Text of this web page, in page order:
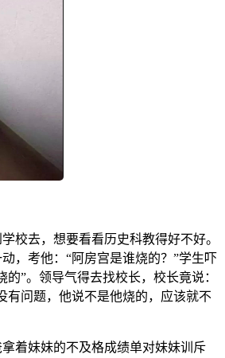
校去，想要看看历史科教得好不好。
，考他：“阿房宫是谁烧的？”学生吓
的”。领导气得去找校长，校长竟说：
有问题，他说不是他烧的，应该就不
着妹妹的不及格成绩单对妹妹训斥